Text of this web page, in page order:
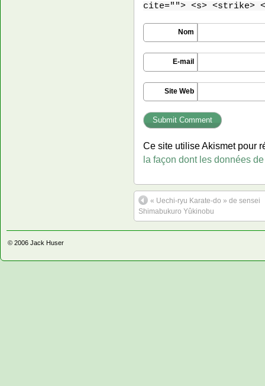
cite=""> <s> <strike>
Nom
E-mail
Site Web
Ce site utilise Akismet pour
la façon dont les données
« Uechi-ryu Karate-do » de sensei
Shimabukuro Yûkinobu
© 2006 Jack Huser